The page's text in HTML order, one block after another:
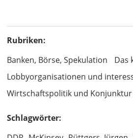
Rubriken:
Banken, Börse, Spekulation
Das
Lobbyorganisationen und
Wirtschaftspolitik und Konjunktur
Schlagwörter: